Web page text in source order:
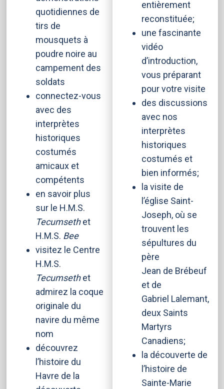
quotidiennes de
tirs de
mousquets à
poudre noire au
campement des
soldats
connectez-vous
avec des
interprètes
historiques
costumés
amicaux et
compétents
en savoir plus
sur le H.M.S.
Tecumsethet
H.M.S. Bee
visitez le Centre
H.M.S.
Tecumsethet
admirez la coque
originale du
navire du même
nom
découvrez
l’histoire du
Havre de la
entièrement
reconstituée;
une fascinante
vidéo
d’introduction,
vous préparant
pour votre visite
des discussions
avec nos
interprètes
historiques
costumés et
bien informés;
la visite de
l’église Saint-
Joseph, où se
trouvent les
sépultures du
père
Jean de Brébeuf
et de
Gabriel Lalemant,
deux Saints
Martyrs
Canadiens;
la découverte de
l’histoire de
Sainte-Marie